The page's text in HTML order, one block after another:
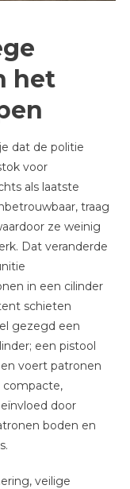
het
dat de politie
voor
als laatste
traag
ze weinig
Dat veranderde
in een cilinder
schieten
gezegd een
een pistool
voert patronen
compacte,
door
boden en
veilige